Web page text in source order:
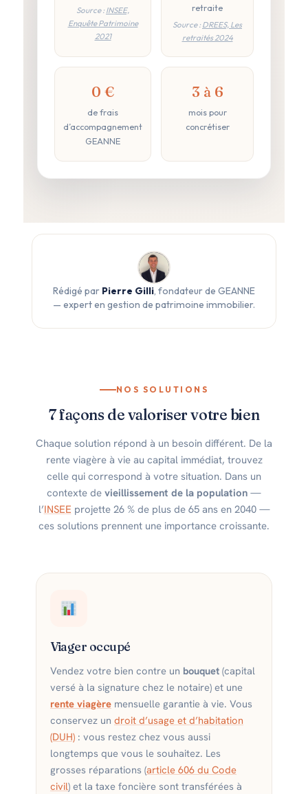
Source :INSEE,
Enquête Patrimoine
2021
retraite
Source :DREES, Les
retraités 2024
0 €
de frais
d’accompagnement
GEANNE
3 à 6
mois pour
concrétiser
Rédigé par Pierre Gilli, fondateur de GEANNE
— expert en gestion de patrimoine immobilier.
NOS SOLUTIONS
7 façons de valoriser votre bien
Chaque solution répond à un besoin différent. De la
rente viagère à vie au capital immédiat, trouvez
celle qui correspond à votre situation. Dans un
contexte de vieillissement de la population —
l’INSEE projette 26 % de plus de 65 ans en 2040 —
ces solutions prennent une importance croissante.
Viager occupé
Vendez votre bien contre un bouquet (capital
versé à la signature chez le notaire) et une
rente viagère mensuelle garantie à vie. Vous
conservez un droit d’usage et d’habitation
(DUH) : vous restez chez vous aussi
longtemps que vous le souhaitez. Les
grosses réparations (article 606 du Code
civil) et la taxe foncière sont transférées à